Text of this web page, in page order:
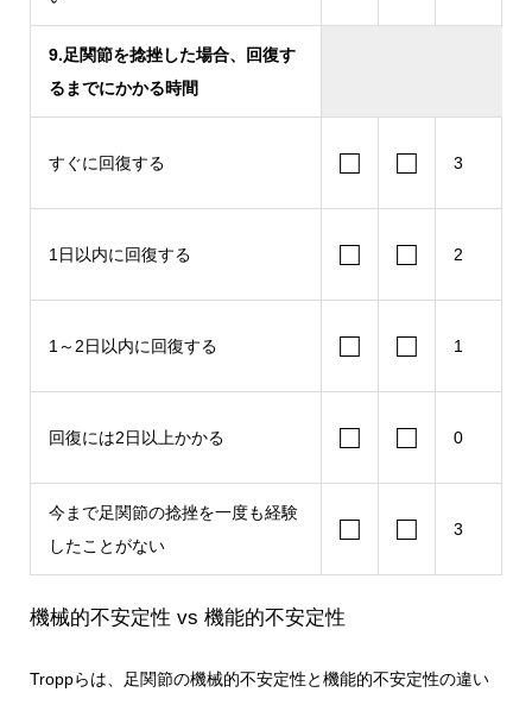
9.足関節を捻挫した場合、回復す
るまでにかかる時間
すぐに回復する □ □ 3
1日以内に回復する □ □ 2
1～2日以内に回復する □ □ 1
回復には2日以上かかる □ □ 0
今まで足関節の捻挫を一度も経験
したことがない
□ □ 3
機械的不安定性 vs 機能的不安定性
Troppらは、足関節の機械的不安定性と機能的不安定性の違い